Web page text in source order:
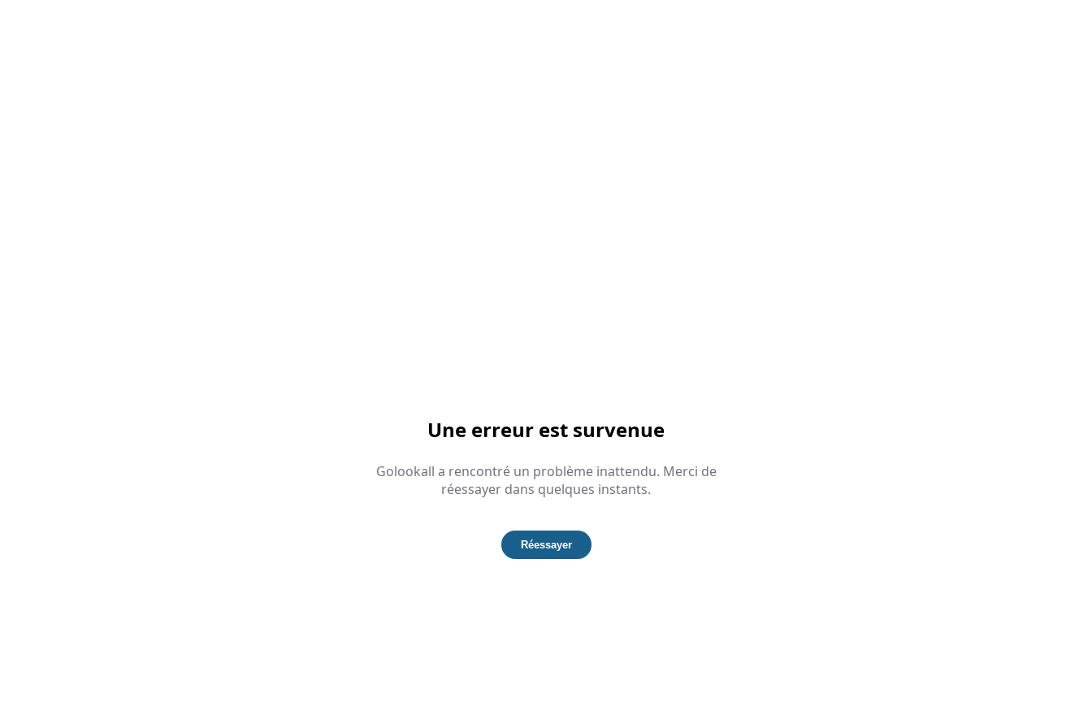
Une erreur est survenue
Golookall a rencontré un problème inattendu. Merci de
réessayer dans quelques instants.
Réessayer